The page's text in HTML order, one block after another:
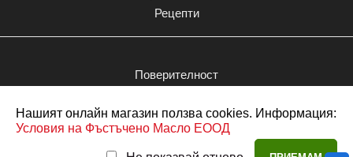
Нашият онлайн магазин ползва cookies. Информация:
Условия на Фъстъчено Масло ЕООД
Опаковка
КОЛИЧЕСТВО
Рецепти
Поверителност
Поръчки
Любими